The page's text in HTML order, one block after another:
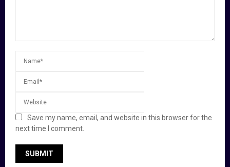
Save my name, email, and website in this browser for the
next time I comment.